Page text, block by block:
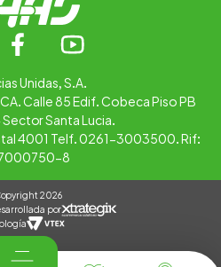
Unidas, S.A.
Calle 85 Edif. Cobeca Piso PB
Santa Lucia.
4001 Telf. 0261-3003500. Rif:
8
2026
por